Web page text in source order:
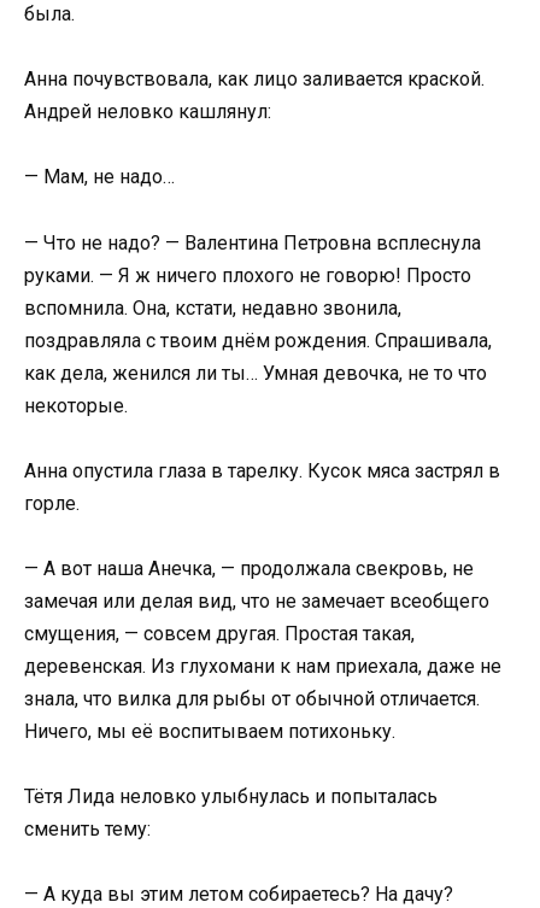
была.
Анна почувствовала, как лицо заливается краской.
Андрей неловко кашлянул:
— Мам, не надо…
— Что не надо? — Валентина Петровна всплеснула
руками. — Я ж ничего плохого не говорю! Просто
вспомнила. Она, кстати, недавно звонила,
поздравляла с твоим днём рождения. Спрашивала,
как дела, женился ли ты… Умная девочка, не то что
некоторые.
Анна опустила глаза в тарелку. Кусок мяса застрял в
горле.
— А вот наша Анечка, — продолжала свекровь, не
замечая или делая вид, что не замечает всеобщего
смущения, — совсем другая. Простая такая,
деревенская. Из глухомани к нам приехала, даже не
знала, что вилка для рыбы от обычной отличается.
Ничего, мы её воспитываем потихоньку.
Тётя Лида неловко улыбнулась и попыталась
сменить тему:
— А куда вы этим летом собираетесь? На дачу?